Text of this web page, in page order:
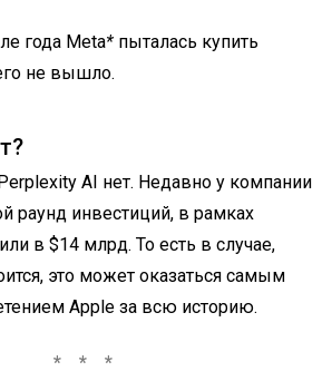
года Meta* пыталась купить
не вышло.
AI нет. Недавно у компании
раунд инвестиций, в рамках
в $14 млрд. То есть в случае,
это может оказаться самым
Apple за всю историю.